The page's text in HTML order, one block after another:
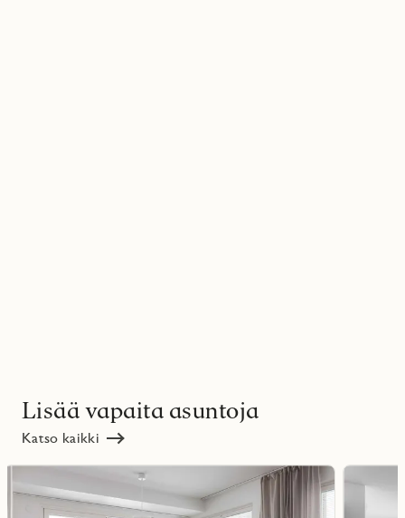
Lisää vapaita asuntoja
Katso kaikki
lisää
kohteesta
Lue
lisää
kohteesta